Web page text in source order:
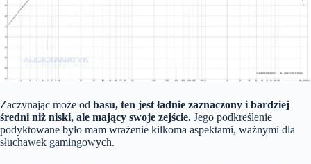
Zaczynając może od basu, ten jest ładnie zaznaczony i bardziej
średni niż niski, ale mający swoje zejście. Jego podkreślenie
podyktowane było mam wrażenie kilkoma aspektami, ważnymi dla
słuchawek gamingowych.